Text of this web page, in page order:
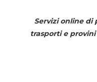
Servizi online di
trasporti e